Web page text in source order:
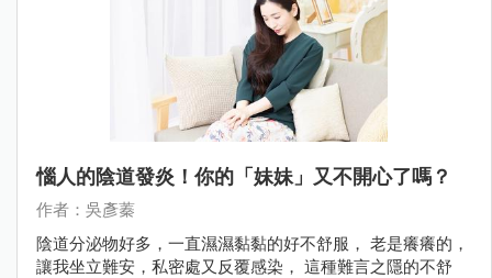
惱人的陰道發炎！你的「妹妹」又不開心了嗎？
作者：吳彥蓁
陰道分泌物好多，一直濕濕黏黏的好不舒服， 老是癢癢的，
讓我坐立難安，私密處又反覆感染， 這種難言之隱的不舒